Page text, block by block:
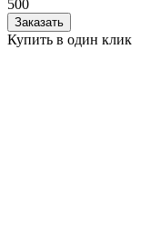
500
Заказать
Купить в один клик